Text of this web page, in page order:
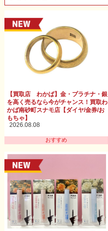
【買取店 わかば】金・プラチナ・銀
を高く売るなら今がチャンス！買取わ
かば南砂町スナモ店【ダイヤ/金券/お
もちゃ】
2026.08.08
おすすめ